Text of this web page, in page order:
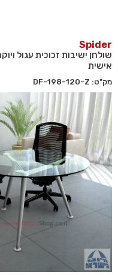
Spider
אישית
מק"ט: DF-198-120-Z